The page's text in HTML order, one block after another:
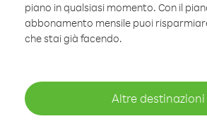
piano in qualsiasi momento. Con il
abbonamento mensile puoi
che stai già facendo.
Altre destinazioni